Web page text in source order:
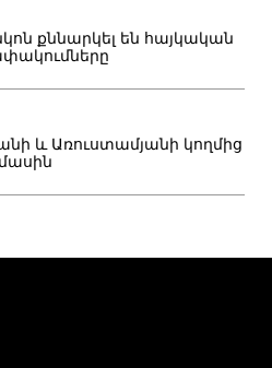
քննարկել են հայկական
և Առուստամյանի կողմից
մասին